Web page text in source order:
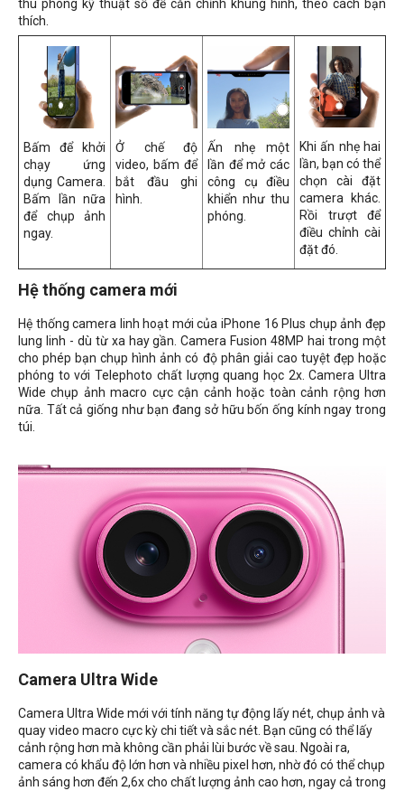
thu phóng kỹ thuật số để căn chỉnh khung hình, theo cách bạn
thích.
Bấm để khởi
chạy ứng
dụng Camera.
Bấm lần nữa
để chụp ảnh
ngay.
Ở chế độ
video, bấm để
bắt đầu ghi
hình.
Ấn nhẹ một
lần để mở các
công cụ điều
khiển như thu
phóng.
Khi ấn nhẹ hai
lần, bạn có thể
chọn cài đặt
camera khác.
Rồi trượt để
điều chỉnh cài
đặt đó.
Hệ thống camera mới
Hệ thống camera linh hoạt mới của iPhone 16 Plus chụp ảnh đẹp
lung linh - dù từ xa hay gần. Camera Fusion 48MP hai trong một
cho phép bạn chụp hình ảnh có độ phân giải cao tuyệt đẹp hoặc
phóng to với Telephoto chất lượng quang học 2x. Camera Ultra
Wide chụp ảnh macro cực cận cảnh hoặc toàn cảnh rộng hơn
nữa. Tất cả giống như bạn đang sở hữu bốn ống kính ngay trong
túi.
Camera Ultra Wide
Camera Ultra Wide mới với tính năng tự động lấy nét, chụp ảnh và
quay video macro cực kỳ chi tiết và sắc nét. Bạn cũng có thể lấy
cảnh rộng hơn mà không cần phải lùi bước về sau. Ngoài ra,
camera có khẩu độ lớn hơn và nhiều pixel hơn, nhờ đó có thể chụp
ảnh sáng hơn đến 2,6x cho chất lượng ảnh cao hơn, ngay cả trong